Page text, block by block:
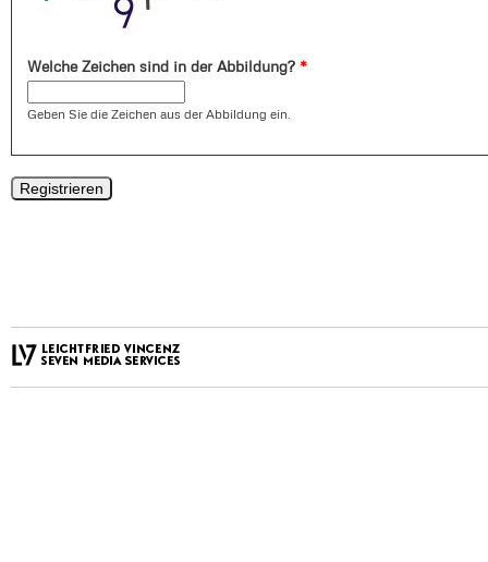
Welche Zeichen sind in der Abbildung? *
Geben Sie die Zeichen aus der Abbildung ein.